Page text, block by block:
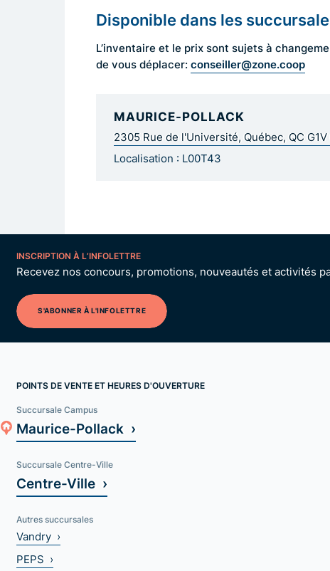
Disponible dans les
L’inventaire et le prix sont sujets à
de vous déplacer: conseiller@zone.coop
MAURICE-POLLACK
2305 Rue de l'Université, Québec, QC G1V
Localisation : L00T43
INSCRIPTION À L’INFOLETTRE
Recevez nos concours, promotions, nouveautés et activités
S'ABONNER À L'INFOLETTRE
POINTS DE VENTE ET HEURES D'OUVERTURE
Succursale Campus
Maurice-Pollack ›
Succursale Centre-Ville
Centre-Ville ›
Autres succursales
Vandry ›
PEPS ›